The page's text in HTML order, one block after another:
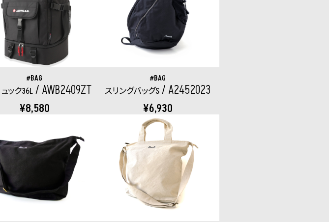
BAG
ック36L AWB2409ZT
¥8,580
BAG
スリングバッグS A2452023
¥6,930